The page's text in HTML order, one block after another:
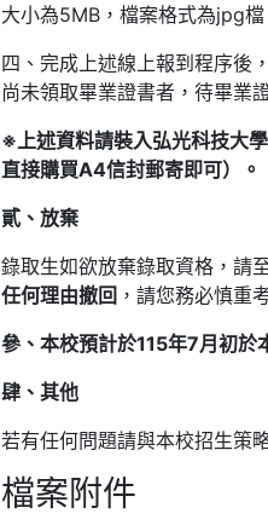
大小為5MB，檔案格式為jpg檔
四、完成上述線上報到程序後
尚未領取畢業證書者，待畢業
※上述資料請裝入弘光科技大
直接購買A4信封郵寄即可）
。
貳、放棄
錄取生如欲放棄錄取資格，請
任何理由撤回 ，請您務必慎重
參、本校預計於115年7月初於
肆、其他
若有任何問題請與本校招生策
檔案附件